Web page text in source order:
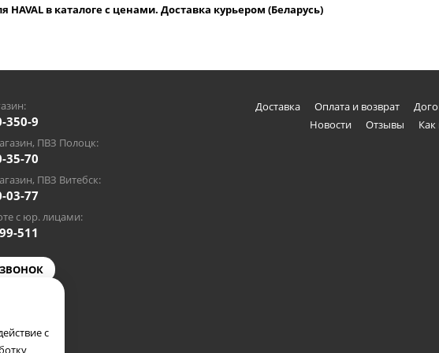
HAVAL в каталоге с ценами. Доставка курьером (Беларусь)
350-9
ПВЗ Полоцк:
35-70
ПВЗ Витебск:
03-77
с юр. лицами:
511
Доставка Оплата и возврат
Новости
Отзывы Как
с